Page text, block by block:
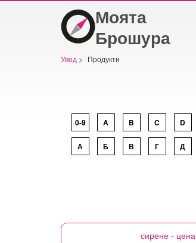
Моята
Брошура
Увод > Продукти
0-9 A B C D
А Б В Г Д
сирене - цена